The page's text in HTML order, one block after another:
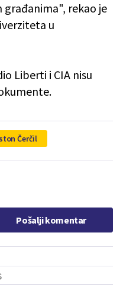
građanima", rekao je
u
Liberti i CIA nisu
Čerčil
Pošalji komentar